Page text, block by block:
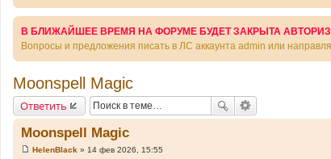
В БЛИЖАЙШЕЕ ВРЕМЯ НА ФОРУМЕ БУДЕТ ЗАКРЫТА
Вопросы и предложения писать в ЛС аккаунта admin или
Moonspell Magic
Ответить
Moonspell Magic
HelenBlack » 14 фев 2026, 15:55